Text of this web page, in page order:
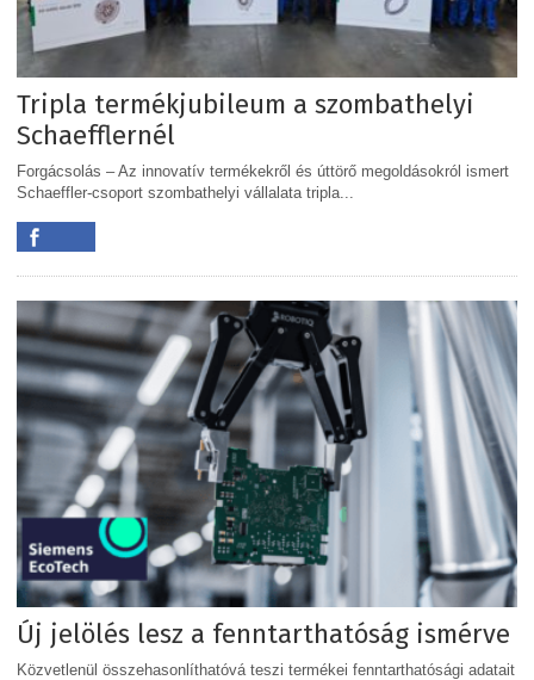
Tripla termékjubileum a szombathelyi
Schaefflernél
Forgácsolás – Az innovatív termékekről és úttörő megoldásokról ismert
Schaeffler-csoport szombathelyi vállalata tripla...
Új jelölés lesz a fenntarthatóság ismérve
Közvetlenül összehasonlíthatóvá teszi termékei fenntarthatósági adatait